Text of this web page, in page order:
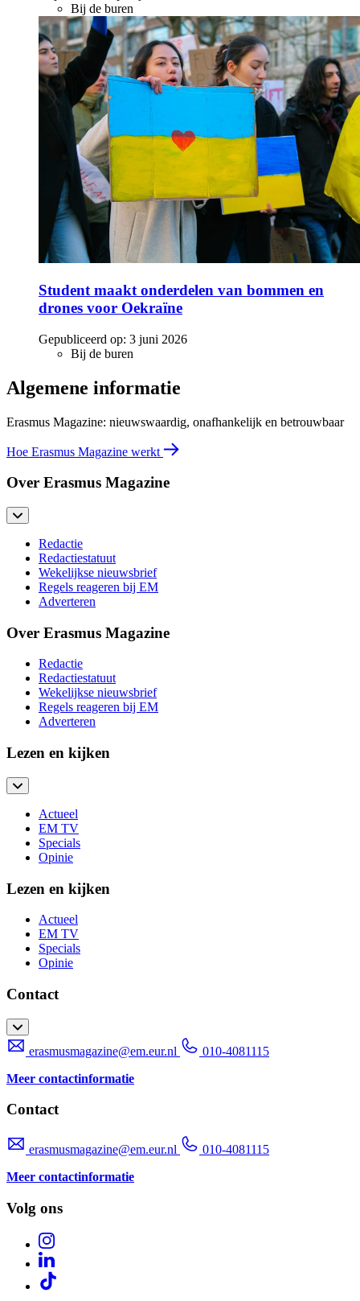
Bij de buren
Student maakt onderdelen van bommen en
drones voor Oekraïne
Gepubliceerd op: 3 juni 2026
Bij de buren
Algemene informatie
Erasmus Magazine: nieuwswaardig, onafhankelijk en betrouwbaar
Hoe Erasmus Magazine werkt
Over Erasmus Magazine
Redactie
Redactiestatuut
Wekelijkse nieuwsbrief
Regels reageren bij EM
Adverteren
Over Erasmus Magazine
Redactie
Redactiestatuut
Wekelijkse nieuwsbrief
Regels reageren bij EM
Adverteren
Lezen en kijken
Actueel
EM TV
Specials
Opinie
Lezen en kijken
Actueel
EM TV
Specials
Opinie
Contact
erasmusmagazine@em.eur.nl
010-4081115
Meer contactinformatie
Contact
erasmusmagazine@em.eur.nl
010-4081115
Meer contactinformatie
Volg ons